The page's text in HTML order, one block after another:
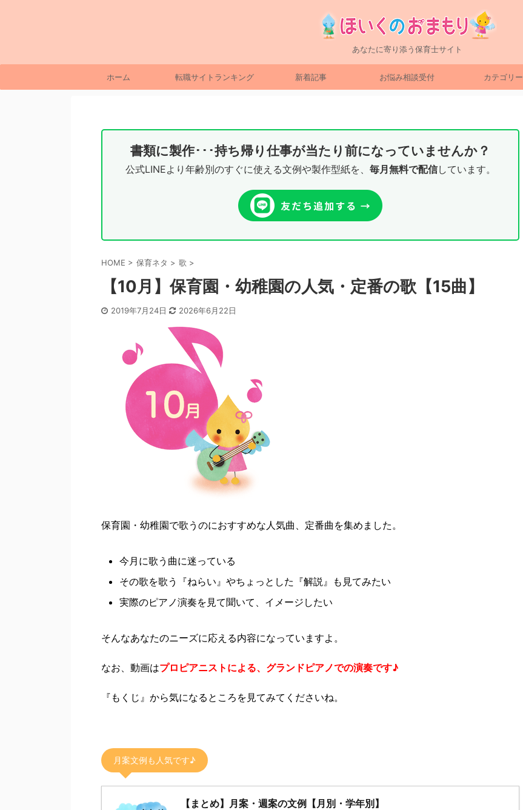
あなたに寄り添う保育士サイト
ホーム 転職サイトランキング 新着記事 お悩み相談受付 カテゴリー
書類に製作･･･持ち帰り仕事が当たり前になっていませんか？
公式LINEより年齢別のすぐに使える文例や製作型紙を、 毎月無料で配信しています。
HOME > 保育ネタ > 歌 >
【10月】保育園・幼稚園の人気・定番の歌【15曲】
2019年7月24日 2026年6月22日
保育園・幼稚園で歌うのにおすすめな人気曲、定番曲を集めました。
今月に歌う曲に迷っている
その歌を歌う『ねらい』やちょっとした『解説』も見てみたい
実際のピアノ演奏を見て聞いて、イメージしたい
そんなあなたのニーズに応える内容になっていますよ。
なお、動画はプロピアニストによる、グランドピアノでの演奏です♪
『もくじ』から気になるところを見てみてくださいね。
月案文例も人気です♪
【まとめ】月案・週案の文例【月別・学年別】